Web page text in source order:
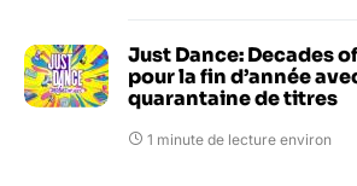
Just Dance: Decades
pour la fin d’année
quarantaine de titres
1 minute de lecture environ